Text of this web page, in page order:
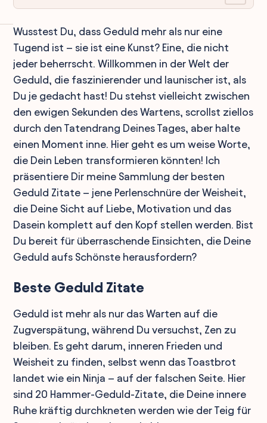
Wusstest Du, dass Geduld mehr als nur eine
Tugend ist – sie ist eine Kunst? Eine, die nicht
jeder beherrscht. Willkommen in der Welt der
Geduld, die faszinierender und launischer ist, als
Du je gedacht hast! Du stehst vielleicht zwischen
den ewigen Sekunden des Wartens, scrollst ziellos
durch den Tatendrang Deines Tages, aber halte
einen Moment inne. Hier geht es um weise Worte,
die Dein Leben transformieren könnten! Ich
präsentiere Dir meine Sammlung der besten
Geduld Zitate – jene Perlenschnüre der Weisheit,
die Deine Sicht auf Liebe, Motivation und das
Dasein komplett auf den Kopf stellen werden. Bist
Du bereit für überraschende Einsichten, die Deine
Geduld aufs Schönste herausfordern?
Beste Geduld Zitate
Geduld ist mehr als nur das Warten auf die
Zugverspätung, während Du versuchst, Zen zu
bleiben. Es geht darum, inneren Frieden und
Weisheit zu finden, selbst wenn das Toastbrot
landet wie ein Ninja – auf der falschen Seite. Hier
sind 20 Hammer-Geduld-Zitate, die Deine innere
Ruhe kräftig durchkneten werden wie der Teig für